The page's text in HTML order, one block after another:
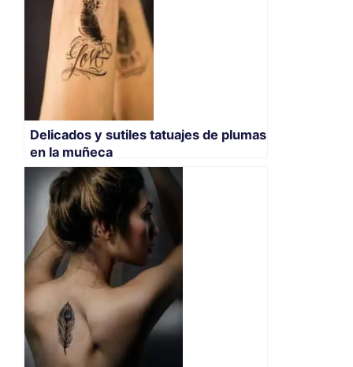
Delicados y sutiles tatuajes de plumas
en la muñeca